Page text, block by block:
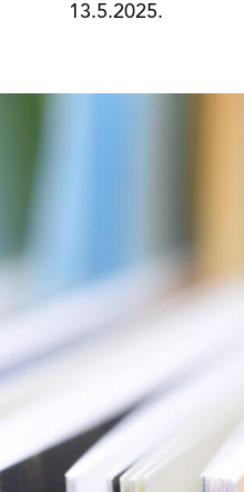
13.5.2025.